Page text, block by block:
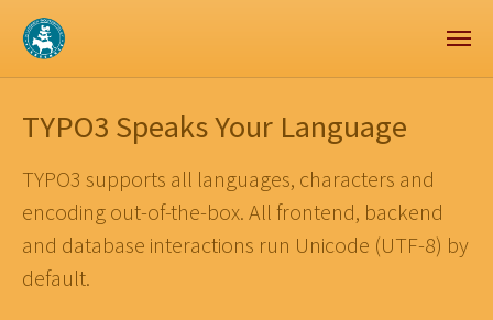
Zum Hauptinhalt springen
Skip to page footer
TYPO3 Speaks Your Language
TYPO3 supports all languages, characters and
encoding out-of-the-box. All frontend, backend
and database interactions run Unicode (UTF-8) by
default.